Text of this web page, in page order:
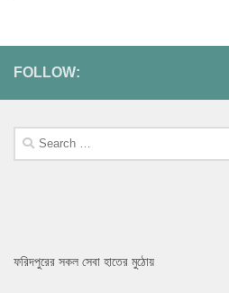
FOLLOW:
Search
for:
ফরিদপুরের সকল সেবা হাতের মুঠোয়